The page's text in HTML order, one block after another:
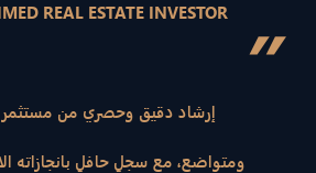
REAL ESTATE INVESTOR ” إرشاد دقيق وحصري من مستثمر
ومتواضع، مع سجلٍ حافلٍ بانجازاته